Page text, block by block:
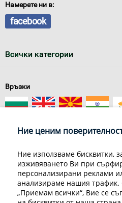
Намерете ни в:
facebook
Всички категории
Връзки
За нас
Конфиденциалност на
Декларация за личните данни
Ние ценим
Ние използваме бисквитки,
изживяването Ви при
персонализирани реклами
анализираме нашия трафик.
„Приемам всички“, Вие се